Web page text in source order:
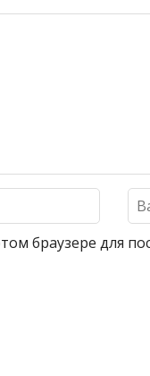
браузере для